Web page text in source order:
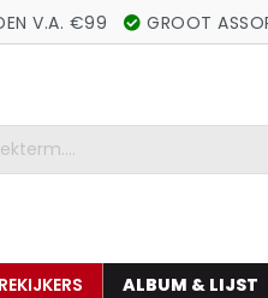
V.A. €99 GROOT
ALBUM & LIJST